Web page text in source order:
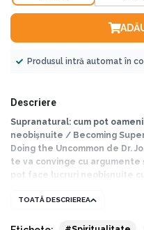
Produsul intră automat în
Descriere
Supranatural: cum pot
neobișnuite / Becoming
Doing the Uncommon de Dr.
te va convinge cu argumente
pot face lucruri neobișnuite
Maestrul în arte marțiale chinez Li
TOATĂ DESCRIEREA